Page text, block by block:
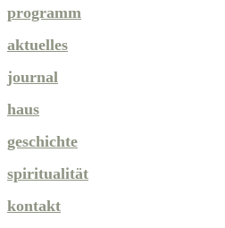
programm
aktuelles
journal
haus
geschichte
spiritualität
kontakt